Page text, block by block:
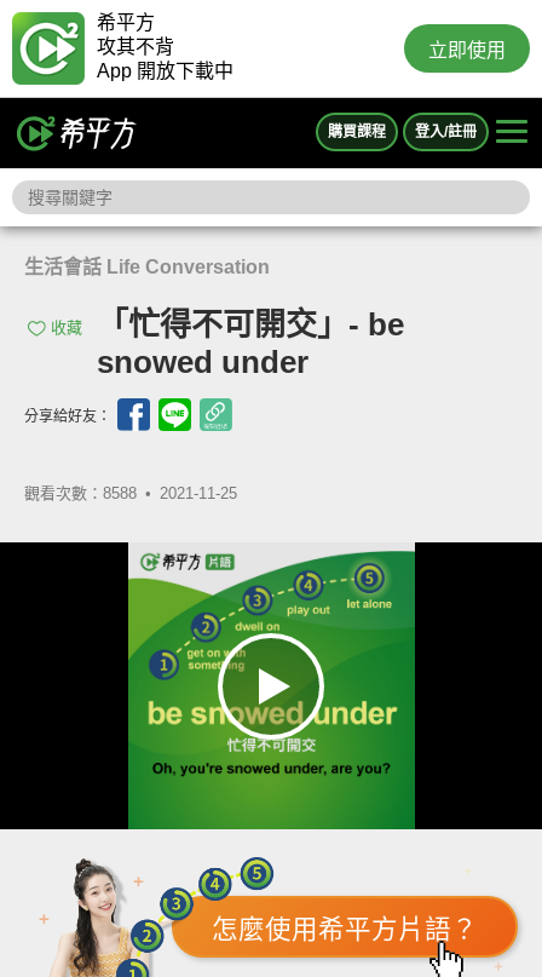
希平方
攻其不背
App 開放下載中
立即使用
購買課程 登入/註冊
生活會話 Life Conversation
收藏
「忙得不可開交」- be
snowed under
分享給好友：
觀看次數：8588 • 2021-11-25
怎麼使用希平方片語？